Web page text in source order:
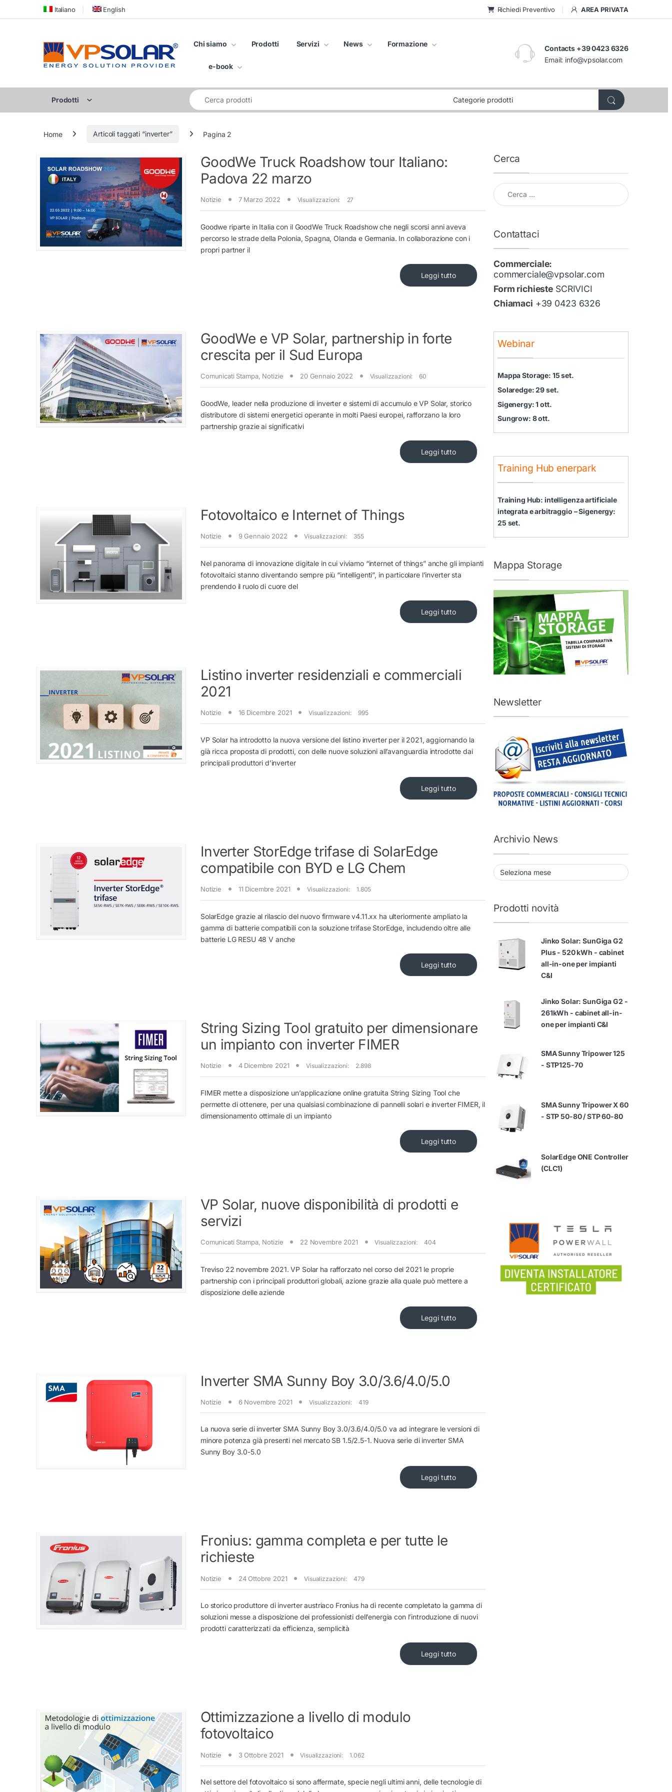
Skip to navigation
Skip to content Italiano English Richiedi Preventivo AREA PRIVATA
Chi siamo Prodotti Servizi News Formazione
e-book
Contacts +39 0423 6326
Email: info@vpsolar.com
Prodotti
Cerca per:
Home Articoli taggati “inverter” Pagina 2
GoodWe Truck Roadshow tour Italiano:
Padova 22 marzo
Notizie 7 Marzo 2022 Visualizzazioni: 27
Goodwe riparte in Italia con il GoodWe Truck Roadshow che negli scorsi anni aveva
percorso le strade della Polonia, Spagna, Olanda e Germania. In collaborazione con i
propri partner il
Leggi tutto
GoodWe e VP Solar, partnership in forte
crescita per il Sud Europa
Comunicati Stampa, Notizie 20 Gennaio 2022 Visualizzazioni: 60
GoodWe, leader nella produzione di inverter e sistemi di accumulo e VP Solar, storico
distributore di sistemi energetici operante in molti Paesi europei, rafforzano la loro
partnership grazie ai significativi
Leggi tutto
Fotovoltaico e Internet of Things
Notizie 9 Gennaio 2022 Visualizzazioni: 355
Nel panorama di innovazione digitale in cui viviamo “internet of things” anche gli impianti
fotovoltaici stanno diventando sempre più “intelligenti”, in particolare l’inverter sta
prendendo il ruolo di cuore del
Leggi tutto
Listino inverter residenziali e commerciali
2021
Notizie 16 Dicembre 2021 Visualizzazioni: 995
VP Solar ha introdotto la nuova versione del listino inverter per il 2021, aggiornando la
già ricca proposta di prodotti, con delle nuove soluzioni all’avanguardia introdotte dai
principali produttori d’inverter
Leggi tutto
Inverter StorEdge trifase di SolarEdge
compatibile con BYD e LG Chem
Notizie 11 Dicembre 2021 Visualizzazioni: 1.805
SolarEdge grazie al rilascio del nuovo firmware v4.11.xx ha ulteriormente ampliato la
gamma di batterie compatibili con la soluzione trifase StorEdge, includendo oltre alle
batterie LG RESU 48 V anche
Leggi tutto
String Sizing Tool gratuito per dimensionare
un impianto con inverter FIMER
Notizie 4 Dicembre 2021 Visualizzazioni: 2.898
FIMER mette a disposizione un’applicazione online gratuita String Sizing Tool che
permette di ottenere, per una qualsiasi combinazione di pannelli solari e inverter FIMER, il
dimensionamento ottimale di un impianto
Leggi tutto
VP Solar, nuove disponibilità di prodotti e
servizi
Comunicati Stampa, Notizie 22 Novembre 2021 Visualizzazioni: 404
Treviso 22 novembre 2021. VP Solar ha rafforzato nel corso del 2021 le proprie
partnership con i principali produttori globali, azione grazie alla quale può mettere a
disposizione delle aziende
Leggi tutto
Inverter SMA Sunny Boy 3.0/3.6/4.0/5.0
Notizie 6 Novembre 2021 Visualizzazioni: 419
La nuova serie di inverter SMA Sunny Boy 3.0/3.6/4.0/5.0 va ad integrare le versioni di
minore potenza già presenti nel mercato SB 1.5/2.5-1. Nuova serie di inverter SMA
Sunny Boy 3.0-5.0
Leggi tutto
Fronius: gamma completa e per tutte le
richieste
Notizie 24 Ottobre 2021 Visualizzazioni: 479
Lo storico produttore di inverter austriaco Fronius ha di recente completato la gamma di
soluzioni messe a disposizione dei professionisti dell’energia con l’introduzione di nuovi
prodotti caratterizzati da efficienza, semplicità
Leggi tutto
Ottimizzazione a livello di modulo
fotovoltaico
Notizie 3 Ottobre 2021 Visualizzazioni: 1.062
Nel settore del fotovoltaico si sono affermate, specie negli ultimi anni, delle tecnologie di
Cerca
Cerca per:
Contattaci
Commerciale:
commerciale@vpsolar.com
Form richieste SCRIVICI
Chiamaci +39 0423 6326
Webinar
Mappa Storage: 15 set.
Solaredge: 29 set.
Sigenergy: 1 ott.
Sungrow: 8 ott.
Training Hub enerpark
Training Hub: intelligenza artificiale
integrata e arbitraggio – Sigenergy:
25 set.
Mappa Storage
Newsletter
Archivio News
Archivio News
Prodotti novità
Jinko Solar: SunGiga G2
Plus - 520 kWh - cabinet
all-in-one per impianti
C&I
Jinko Solar: SunGiga G2 -
261kWh - cabinet all-in-
one per impianti C&I
SMA Sunny Tripower 125
- STP125-70
SMA Sunny Tripower X 60
- STP 50-80 / STP 60-80
SolarEdge ONE Controller
(CLC1)